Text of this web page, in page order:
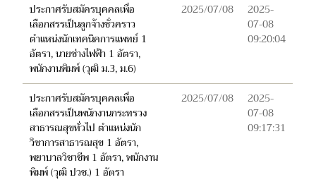
ประกาศรับสมัครบุคคลเพื่อ
เลือกสรรเป็นลูกจ้างชั่วคราว
ตำแหน่งนักเทคนิคการแพทย์ 1
อัตรา, นายช่างไฟฟ้า 1 อัตรา,
พนักงานพิมพ์ (วุฒิ ม.3, ม.6)
2025/07/08
2025-
07-08
09:20:04
ประกาศรับสมัครบุคคลเพื่อ
เลือกสรรเป็นพนักงานกระทรวง
สาธารณสุขทั่วไป ตำแหน่งนัก
วิชาการสาธารณสุข 1 อัตรา,
พยาบาลวิชาชีพ 1 อัตรา, พนักงาน
พิมพ์ (วุฒิ ปวช.) 1 อัตรา
2025/07/08
2025-
07-08
09:17:31